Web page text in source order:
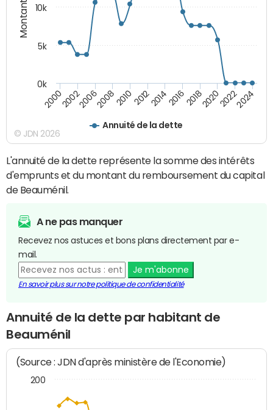
Annuité de la dette
200020022006200820102012201420162018202020222024
0k
5k
10k
© JDN 2026
L'annuité de la dette représente la somme des intérêts
d'emprunts et du montant du remboursement du capital
de Beauménil.
A ne pas manquer
Recevez nos astuces et bons plans directement par e-
mail.
Je m'abonne
En savoir plus sur notre politique de confidentialité
Annuité de la dette par habitant de
Beauménil
(Source : JDN d'après ministère de l'Economie)
200